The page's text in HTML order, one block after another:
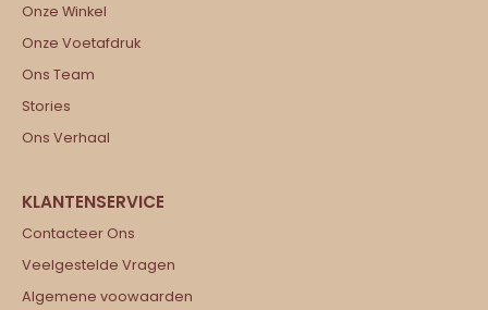
Onze Winkel
Onze Voetafdruk
Ons Team
Stories
Ons Verhaal
Contacteer Ons
Veelgestelde Vragen
Algemene voowaarden